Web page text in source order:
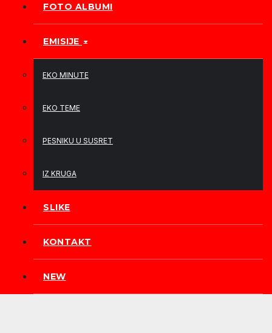
FOTO ALBUMI
EMISIJE
EKO MINUTE
EKO TEME
PESNIKU U SUSRET
IZ KRUGA
SLIKE
KONTAKT
NEW